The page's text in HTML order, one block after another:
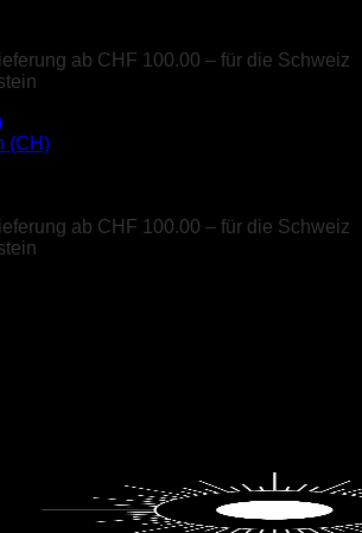
ab CHF 100.00 – für die Schweiz
(CH)
ab CHF 100.00 – für die Schweiz